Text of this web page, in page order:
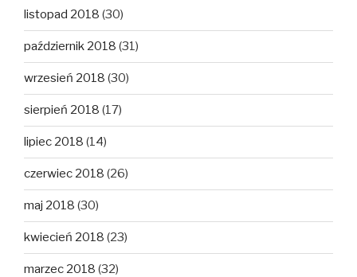
listopad 2018 (30)
październik 2018 (31)
wrzesień 2018 (30)
sierpień 2018 (17)
lipiec 2018 (14)
czerwiec 2018 (26)
maj 2018 (30)
kwiecień 2018 (23)
marzec 2018 (32)